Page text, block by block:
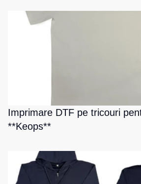
Imprimare DTF pe tricouri
**Keops**